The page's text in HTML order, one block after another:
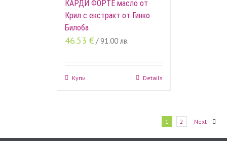
КАРДИ ФОРТЕ масло от
Крил с екстракт от Гинко
Билоба
46.53 € / 91.00 лв.
Купи Details
1 2 Next